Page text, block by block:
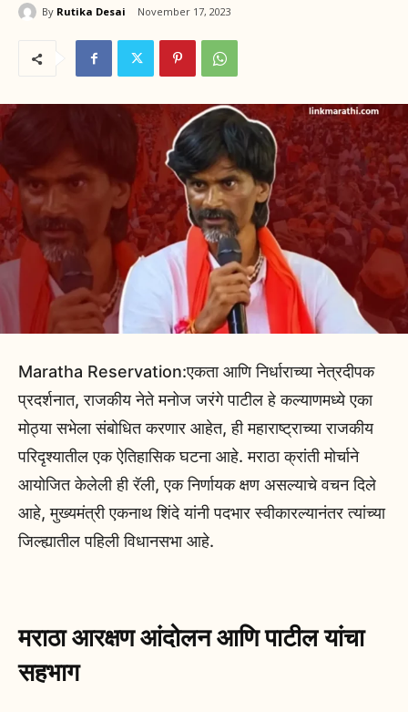
By Rutika Desai November 17, 2023
Maratha Reservation:एकता आणि निर्धाराच्या नेत्रदीपक
प्रदर्शनात, राजकीय नेते मनोज जरंगे पाटील हे कल्याणमध्ये एका
मोठ्या सभेला संबोधित करणार आहेत, ही महाराष्ट्राच्या राजकीय
परिदृश्यातील एक ऐतिहासिक घटना आहे. मराठा क्रांती मोर्चाने
आयोजित केलेली ही रॅली, एक निर्णायक क्षण असल्याचे वचन दिले
आहे, मुख्यमंत्री एकनाथ शिंदे यांनी पदभार स्वीकारल्यानंतर त्यांच्या
जिल्ह्यातील पहिली विधानसभा आहे.
मराठा आरक्षण आंदोलन आणि पाटील यांचा
सहभाग